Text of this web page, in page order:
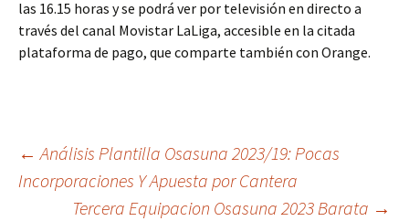
las 16.15 horas y se podrá ver por televisión en directo a
través del canal Movistar LaLiga, accesible en la citada
plataforma de pago, que comparte también con Orange.
Navegación
← Análisis Plantilla Osasuna 2023/19: Pocas
Incorporaciones Y Apuesta por Cantera
Tercera Equipacion Osasuna 2023 Barata →